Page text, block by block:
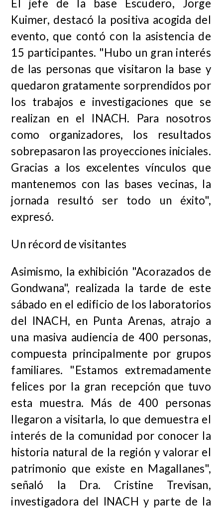
El jefe de la base Escudero, Jorge
Kuimer, destacó la positiva acogida del
evento, que contó con la asistencia de
15 participantes. "Hubo un gran interés
de las personas que visitaron la base y
quedaron gratamente sorprendidos por
los trabajos e investigaciones que se
realizan en el INACH. Para nosotros
como organizadores, los resultados
sobrepasaron las proyecciones iniciales.
Gracias a los excelentes vínculos que
mantenemos con las bases vecinas, la
jornada resultó ser todo un éxito",
expresó.
Un récord de visitantes
Asimismo, la exhibición "Acorazados de
Gondwana", realizada la tarde de este
sábado en el edificio de los laboratorios
del INACH, en Punta Arenas, atrajo a
una masiva audiencia de 400 personas,
compuesta principalmente por grupos
familiares. "Estamos extremadamente
felices por la gran recepción que tuvo
esta muestra. Más de 400 personas
llegaron a visitarla, lo que demuestra el
interés de la comunidad por conocer la
historia natural de la región y valorar el
patrimonio que existe en Magallanes",
señaló la Dra. Cristine Trevisan,
investigadora del INACH y parte de la